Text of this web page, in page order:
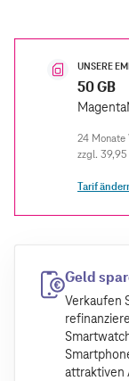
UNSERE
50 GB
zzgl.
Tarif
Geld
Verkaufen
attraktiven